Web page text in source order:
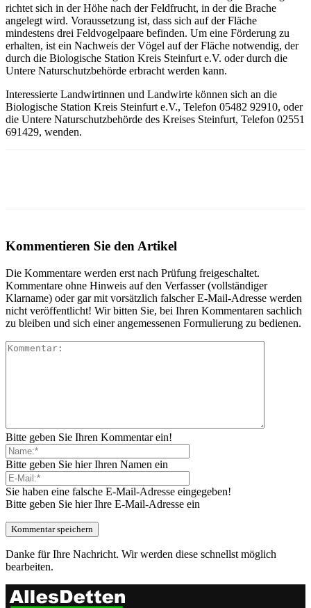
richtet sich in der Höhe nach der Feldfrucht, in der die Brache
angelegt wird. Voraussetzung ist, dass sich auf der Fläche
mindestens drei Feldvogelpaare befinden. Um eine Förderung zu
erhalten, ist ein Nachweis der Vögel auf der Fläche notwendig, der
durch die Biologische Station Kreis Steinfurt e.V. oder durch die
Untere Naturschutzbehörde erbracht werden kann.
Interessierte Landwirtinnen und Landwirte können sich an die
Biologische Station Kreis Steinfurt e.V., Telefon 05482 92910, oder
die Untere Naturschutzbehörde des Kreises Steinfurt, Telefon 02551
691429, wenden.
Kommentieren Sie den Artikel
Die Kommentare werden erst nach Prüfung freigeschaltet.
Kommentare ohne Hinweis auf den Verfasser (vollständiger
Klarname) oder gar mit vorsätzlich falscher E-Mail-Adresse werden
nicht veröffentlicht! Wir bitten Sie, bei Ihren Kommentaren sachlich
zu bleiben und sich einer angemessenen Formulierung zu bedienen.
Bitte geben Sie Ihren Kommentar ein!
Bitte geben Sie hier Ihren Namen ein
Sie haben eine falsche E-Mail-Adresse eingegeben!
Bitte geben Sie hier Ihre E-Mail-Adresse ein
Danke für Ihre Nachricht. Wir werden diese schnellst möglich
bearbeiten.